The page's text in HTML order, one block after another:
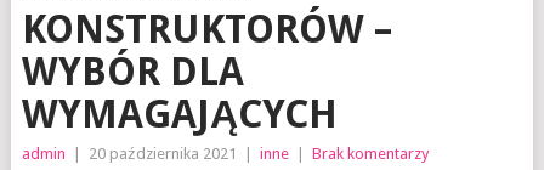
KONSTRUKTORÓW –
WYBÓR DLA
WYMAGAJĄCYCH
admin 20 października 2021 inne Brak komentarzy